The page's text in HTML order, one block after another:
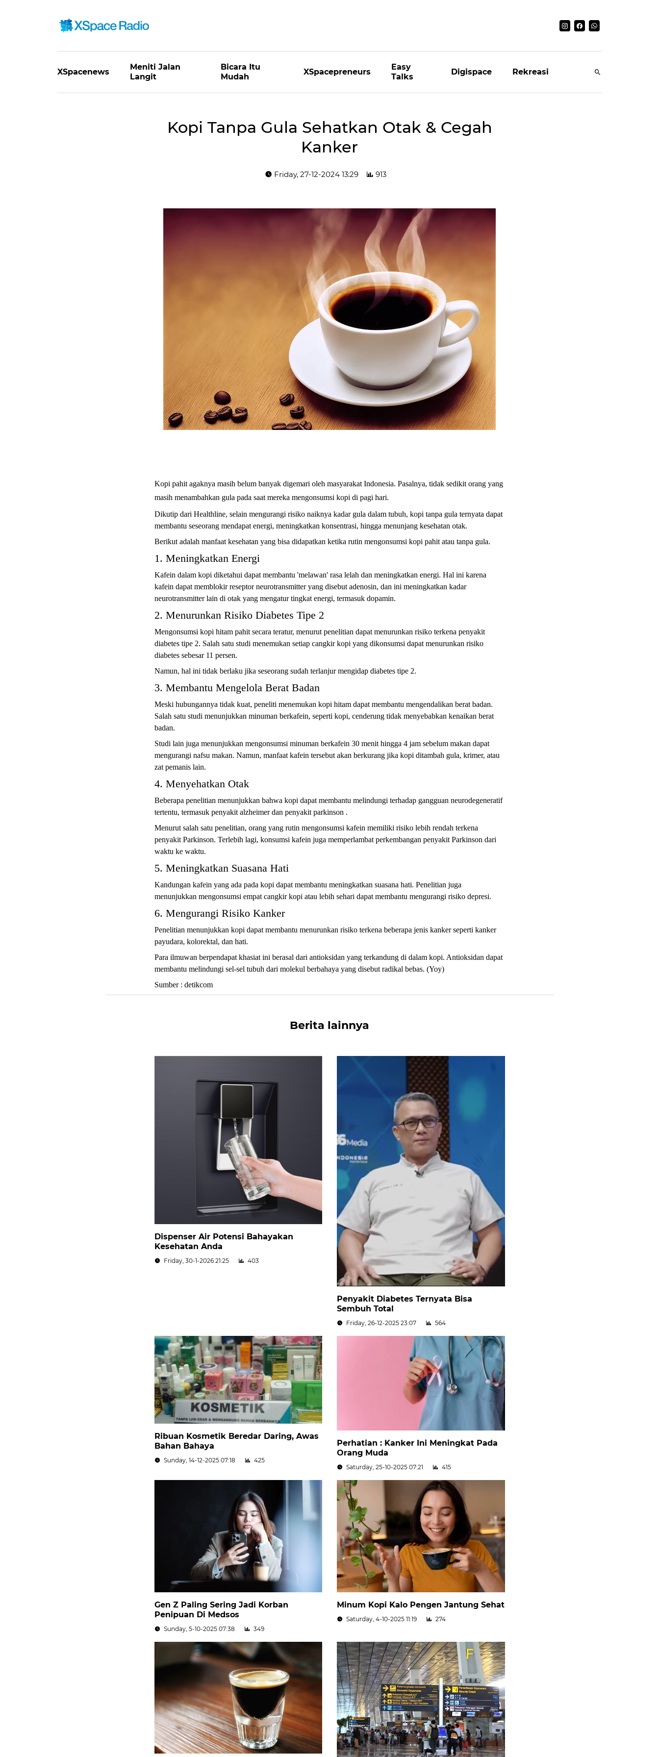
XSpacenews
Meniti Jalan
Langit
Bicara Itu
Mudah
XSpacepreneurs
Easy
Talks
Digispace Rekreasi
Kopi Tanpa Gula Sehatkan Otak & Cegah
Kanker
Friday, 27-12-2024 13:29 913
Kopi pahit agaknya masih belum banyak digemari oleh masyarakat Indonesia. Pasalnya, tidak sedikit orang yang
masih menambahkan gula pada saat mereka mengonsumsi kopi di pagi hari.
Dikutip dari Healthline, selain mengurangi risiko naiknya kadar gula dalam tubuh, kopi tanpa gula ternyata dapat
membantu seseorang mendapat energi, meningkatkan konsentrasi, hingga menunjang kesehatan otak.
Berikut adalah manfaat kesehatan yang bisa didapatkan ketika rutin mengonsumsi kopi pahit atau tanpa gula.
1. Meningkatkan Energi
Kafein dalam kopi diketahui dapat membantu 'melawan' rasa lelah dan meningkatkan energi. Hal ini karena
kafein dapat memblokir reseptor neurotransmitter yang disebut adenosin, dan ini meningkatkan kadar
neurotransmitter lain di otak yang mengatur tingkat energi, termasuk dopamin.
2. Menurunkan Risiko Diabetes Tipe 2
Mengonsumsi kopi hitam pahit secara teratur, menurut penelitian dapat menurunkan risiko terkena penyakit
diabetes tipe 2. Salah satu studi menemukan setiap cangkir kopi yang dikonsumsi dapat menurunkan risiko
diabetes sebesar 11 persen.
Namun, hal ini tidak berlaku jika seseorang sudah terlanjur mengidap diabetes tipe 2.
3. Membantu Mengelola Berat Badan
Meski hubungannya tidak kuat, peneliti menemukan kopi hitam dapat membantu mengendalikan berat badan.
Salah satu studi menunjukkan minuman berkafein, seperti kopi, cenderung tidak menyebabkan kenaikan berat
badan.
Studi lain juga menunjukkan mengonsumsi minuman berkafein 30 menit hingga 4 jam sebelum makan dapat
mengurangi nafsu makan. Namun, manfaat kafein tersebut akan berkurang jika kopi ditambah gula, krimer, atau
zat pemanis lain.
4. Menyehatkan Otak
Beberapa penelitian menunjukkan bahwa kopi dapat membantu melindungi terhadap gangguan neurodegeneratif
tertentu, termasuk penyakit alzheimer dan penyakit parkinson .
Menurut salah satu penelitian, orang yang rutin mengonsumsi kafein memiliki risiko lebih rendah terkena
penyakit Parkinson. Terlebih lagi, konsumsi kafein juga memperlambat perkembangan penyakit Parkinson dari
waktu ke waktu.
5. Meningkatkan Suasana Hati
Kandungan kafein yang ada pada kopi dapat membantu meningkatkan suasana hati. Penelitian juga
menunjukkan mengonsumsi empat cangkir kopi atau lebih sehari dapat membantu mengurangi risiko depresi.
6. Mengurangi Risiko Kanker
Penelitian menunjukkan kopi dapat membantu menurunkan risiko terkena beberapa jenis kanker seperti kanker
payudara, kolorektal, dan hati.
Para ilmuwan berpendapat khasiat ini berasal dari antioksidan yang terkandung di dalam kopi. Antioksidan dapat
membantu melindungi sel-sel tubuh dari molekul berbahaya yang disebut radikal bebas. (Yoy)
Sumber : detikcom
Berita lainnya
Dispenser Air Potensi Bahayakan
Kesehatan Anda
Friday, 30-1-2026 21:25 403
Penyakit Diabetes Ternyata Bisa
Sembuh Total
Friday, 26-12-2025 23:07 564
Ribuan Kosmetik Beredar Daring, Awas
Bahan Bahaya
Sunday, 14-12-2025 07:18 425
Perhatian : Kanker Ini Meningkat Pada
Orang Muda
Saturday, 25-10-2025 07:21 415
Gen Z Paling Sering Jadi Korban
Penipuan Di Medsos
Sunday, 5-10-2025 07:38 349
Minum Kopi Kalo Pengen Jantung Sehat
Saturday, 4-10-2025 11:19 274